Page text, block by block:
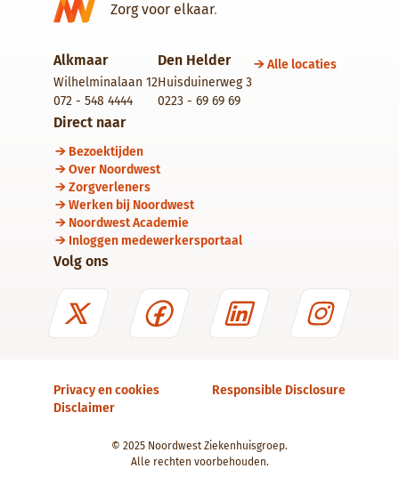
Zorg voor elkaar.
Alkmaar
Wilhelminalaan 12
072 - 548 4444
Den Helder
Huisduinerweg 3
0223 - 69 69 69
Alle locaties
Direct naar
Bezoektijden
Over Noordwest
Zorgverleners
Werken bij Noordwest
Noordwest Academie
Inloggen medewerkersportaal
Volg ons
© 2025 Noordwest Ziekenhuisgroep.
Alle rechten voorbehouden.
Privacy en cookies
Responsible Disclosure
Disclaimer